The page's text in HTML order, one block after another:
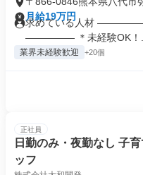
月給19万円
求めている人材
――――― ＊未経験OK！...
業界未経験歓迎 +20個
正社員
日勤のみ・夜勤なし 子
ッフ